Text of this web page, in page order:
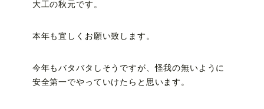
大工の秋元です。
本年も宜しくお願い致します。
今年もバタバタしそうですが、怪我の無いように
安全第一でやっていけたらと思います。